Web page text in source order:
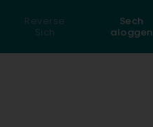
Reverse
Sich
Sech
aloggen